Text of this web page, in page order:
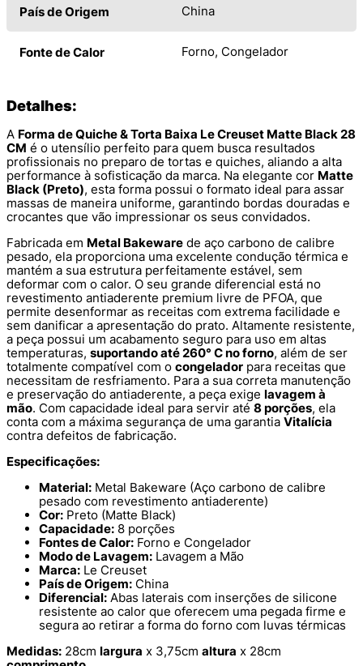
País de Origem China
Fonte de Calor Forno, Congelador
Detalhes:
A Forma de Quiche & Torta Baixa Le Creuset Matte Black 28
CM é o utensílio perfeito para quem busca resultados
profissionais no preparo de tortas e quiches, aliando a alta
performance à sofisticação da marca. Na elegante cor Matte
Black (Preto), esta forma possui o formato ideal para assar
massas de maneira uniforme, garantindo bordas douradas e
crocantes que vão impressionar os seus convidados.
Fabricada em Metal Bakeware de aço carbono de calibre
pesado, ela proporciona uma excelente condução térmica e
mantém a sua estrutura perfeitamente estável, sem
deformar com o calor. O seu grande diferencial está no
revestimento antiaderente premium livre de PFOA, que
permite desenformar as receitas com extrema facilidade e
sem danificar a apresentação do prato. Altamente resistente,
a peça possui um acabamento seguro para uso em altas
temperaturas, suportando até 260° C no forno, além de ser
totalmente compatível com o congelador para receitas que
necessitam de resfriamento. Para a sua correta manutenção
e preservação do antiaderente, a peça exige lavagem à
mão. Com capacidade ideal para servir até 8 porções, ela
conta com a máxima segurança de uma garantia Vitalícia
contra defeitos de fabricação.
Especificações:
Material: Metal Bakeware (Aço carbono de calibre
pesado com revestimento antiaderente)
Cor: Preto (Matte Black)
Capacidade: 8 porções
Fontes de Calor: Forno e Congelador
Modo de Lavagem: Lavagem a Mão
Marca: Le Creuset
País de Origem: China
Diferencial: Abas laterais com inserções de silicone
resistente ao calor que oferecem uma pegada firme e
segura ao retirar a forma do forno com luvas térmicas
Medidas: 28cm largura x 3,75cm altura x 28cm